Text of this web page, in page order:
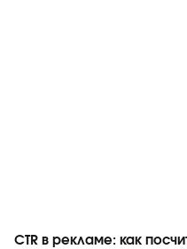
CTR в рекламе: как